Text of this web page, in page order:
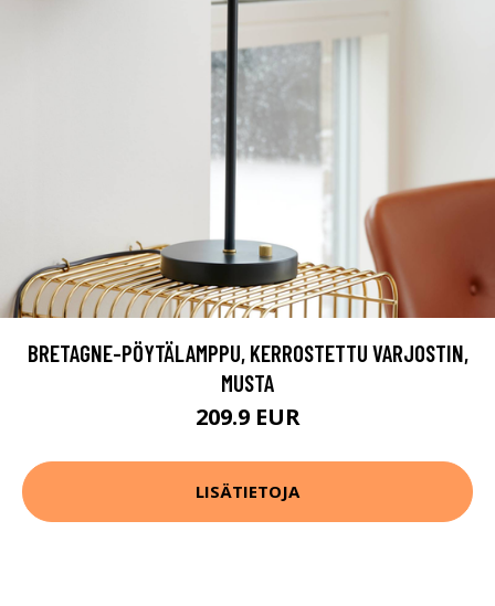
BRETAGNE-PÖYTÄLAMPPU, KERROSTETTU VARJOSTIN,
MUSTA
209.9 EUR
LISÄTIETOJA